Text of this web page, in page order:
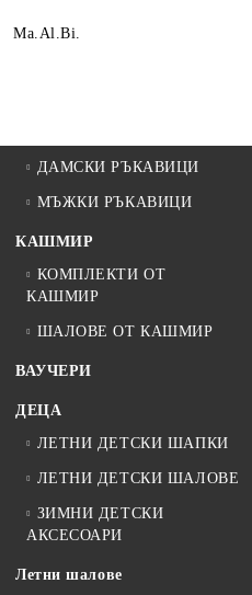
Ma.Al.Bi.
ДАМСКИ РЪКАВИЦИ
МЪЖКИ РЪКАВИЦИ
КАШМИР
КОМПЛЕКТИ ОТ
КАШМИР
ШАЛОВЕ ОТ КАШМИР
ВАУЧЕРИ
ДЕЦА
ЛЕТНИ ДЕТСКИ ШАПКИ
ЛЕТНИ ДЕТСКИ ШАЛОВЕ
ЗИМНИ ДЕТСКИ
АКСЕСОАРИ
Летни шалове